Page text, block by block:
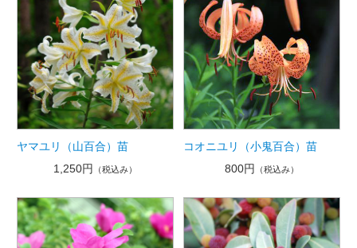
ヤマユリ（山百合）苗
1,250円
（税込み）
コオニユリ（小鬼百合）苗
800円
（税込み）